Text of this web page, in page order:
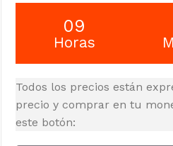
09
Horas
Todos los precios están
precio y comprar en tu
este botón: